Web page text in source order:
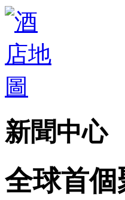
新聞中心
全球首